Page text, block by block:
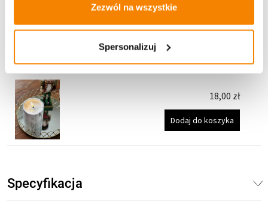
Zezwól na wszystkie
Spersonalizuj
Dodaj do koszyka
Świeca LED "Marmur" GREY 2/23 (12,5cm)
18,00 zł
Dodaj do koszyka
Specyfikacja